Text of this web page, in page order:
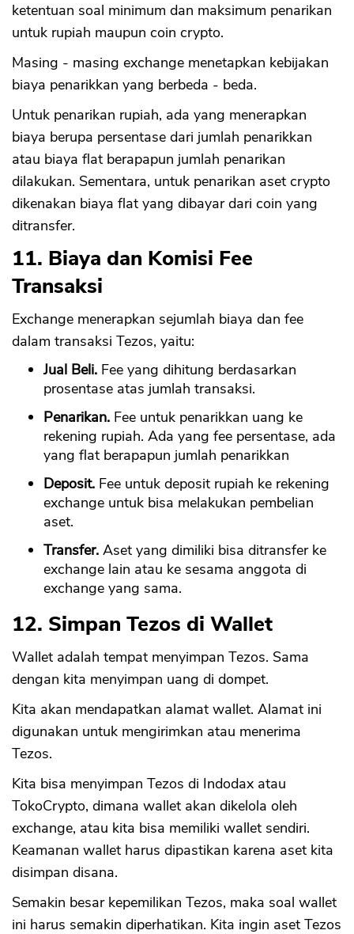
ketentuan soal minimum dan maksimum penarikan
untuk rupiah maupun coin crypto.
Masing - masing exchange menetapkan kebijakan
biaya penarikkan yang berbeda - beda.
Untuk penarikan rupiah, ada yang menerapkan
biaya berupa persentase dari jumlah penarikkan
atau biaya flat berapapun jumlah penarikan
dilakukan. Sementara, untuk penarikan aset crypto
dikenakan biaya flat yang dibayar dari coin yang
ditransfer.
11. Biaya dan Komisi Fee
Transaksi
Exchange menerapkan sejumlah biaya dan fee
dalam transaksi Tezos, yaitu:
Jual Beli. Fee yang dihitung berdasarkan
prosentase atas jumlah transaksi.
Penarikan. Fee untuk penarikkan uang ke
rekening rupiah. Ada yang fee persentase, ada
yang flat berapapun jumlah penarikkan
Deposit. Fee untuk deposit rupiah ke rekening
exchange untuk bisa melakukan pembelian
aset.
Transfer. Aset yang dimiliki bisa ditransfer ke
exchange lain atau ke sesama anggota di
exchange yang sama.
12. Simpan Tezos di Wallet
Wallet adalah tempat menyimpan Tezos. Sama
dengan kita menyimpan uang di dompet.
Kita akan mendapatkan alamat wallet. Alamat ini
digunakan untuk mengirimkan atau menerima
Tezos.
Kita bisa menyimpan Tezos di Indodax atau
TokoCrypto, dimana wallet akan dikelola oleh
exchange, atau kita bisa memiliki wallet sendiri.
Keamanan wallet harus dipastikan karena aset kita
disimpan disana.
Semakin besar kepemilikan Tezos, maka soal wallet
ini harus semakin diperhatikan. Kita ingin aset Tezos